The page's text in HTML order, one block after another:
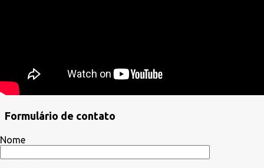
Formulário de contato
Nome